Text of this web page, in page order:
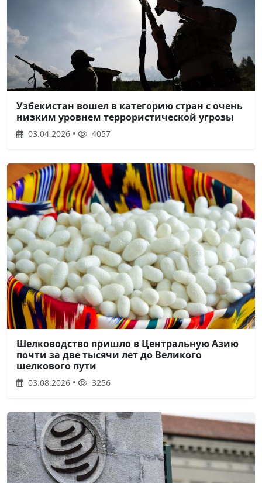
Узбекистан вошел в категорию стран с очень
низким уровнем террористической угрозы
03.04.2026 • 4057
Шелководство пришло в Центральную Азию
почти за две тысячи лет до Великого
шелкового пути
03.08.2026 • 3256